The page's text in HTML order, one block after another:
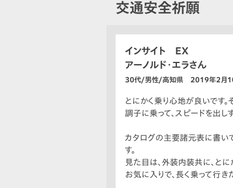
交通安全祈願
インサイト EX
アーノルド・エラさん
30代/男性/高知県 2019年2月
とにかく乗り心地が良いです。
調子に乗って、スピードを出し
カタログの主要諸元表に書い
す。
見た目は、外装内装共に、と
お気に入りで、長く乗って行き